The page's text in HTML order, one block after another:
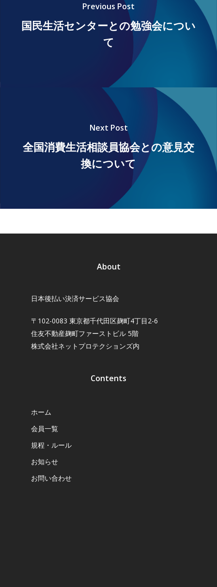
Previous Post
国民生活センターとの勉強会につい
て
Next Post
全国消費生活相談員協会との意見交
換について
About
日本後払い決済サービス協会
〒102-0083 東京都千代田区麹町4丁目2-6
住友不動産麹町ファーストビル 5階
株式会社ネットプロテクションズ内
Contents
ホーム
会員一覧
規程・ルール
お知らせ
お問い合わせ
会員一覧
規程・ルール
お知らせ
お問い合わせ